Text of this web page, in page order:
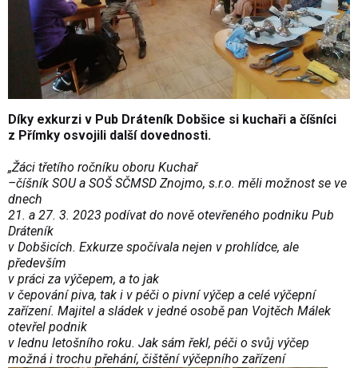
Díky exkurzi v Pub Dráteník Dobšice si kuchaři a číšníci
z Přímky osvojili další dovednosti.
„Žáci třetího ročníku oboru Kuchař
–číšník SOU a SOŠ SČMSD Znojmo, s.r.o. měli možnost se ve
dnech
21. a 27. 3. 2023 podívat do nově otevřeného podniku Pub
Dráteník
v Dobšicích. Exkurze spočívala nejen v prohlídce, ale
především
v práci za výčepem, a to jak
v čepování piva, tak i v péči o pivní výčep a celé výčepní
zařízení. Majitel a sládek v jedné osobě pan Vojtěch Málek
otevřel podnik
v lednu letošního roku. Jak sám řekl, péči o svůj výčep
možná i trochu přehání, čištění výčepního zařízení